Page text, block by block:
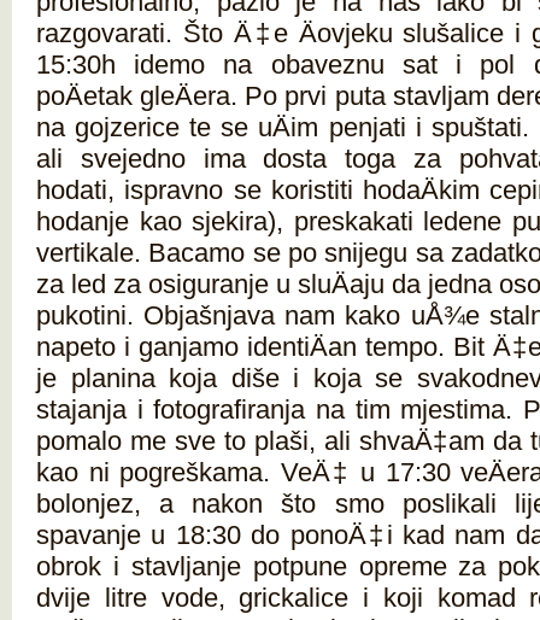
razgovarati. Što Ä‡e Äovjeku slušalice i
15:30h idemo na obaveznu sat i pol
poÄetak gleÄera. Po prvi puta stavljam
na gojzerice te se uÄim penjati i
ali svejedno ima dosta toga za
hodati, ispravno se koristiti hodaÄkim
hodanje kao sjekira), preskakati ledene
vertikale. Bacamo se po snijegu sa
za led za osiguranje u sluÄaju da jedna
pukotini. Objašnjava nam kako uÅ¾e
napeto i ganjamo identiÄan tempo. Bit
je planina koja diše i koja se
stajanja i fotografiranja na tim mjestima.
pomalo me sve to plaši, ali shvaÄ‡am da
kao ni pogreškama. VeÄ‡ u 17:30
bolonjez, a nakon što smo poslikali
spavanje u 18:30 do ponoÄ‡i kad nam
obrok i stavljanje potpune opreme za
dvije litre vode, grickalice i koji komad